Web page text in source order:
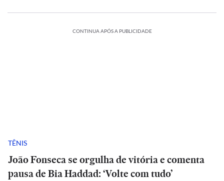
CONTINUA APÓS A PUBLICIDADE
TÊNIS
João Fonseca se orgulha de vitória e comenta
pausa de Bia Haddad: ‘Volte com tudo’